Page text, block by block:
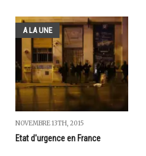
A LA UNE
NOVEMBRE 13TH, 2015
Etat d'urgence en France